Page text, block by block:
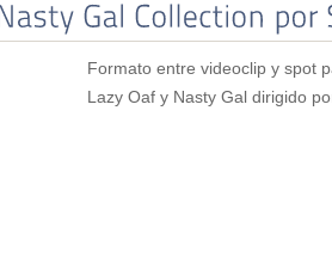
Formato entre videoclip y spot
Lazy Oaf y Nasty Gal dirigido